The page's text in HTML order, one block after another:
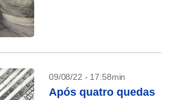
09/08/22 - 17:58min
Após quatro quedas